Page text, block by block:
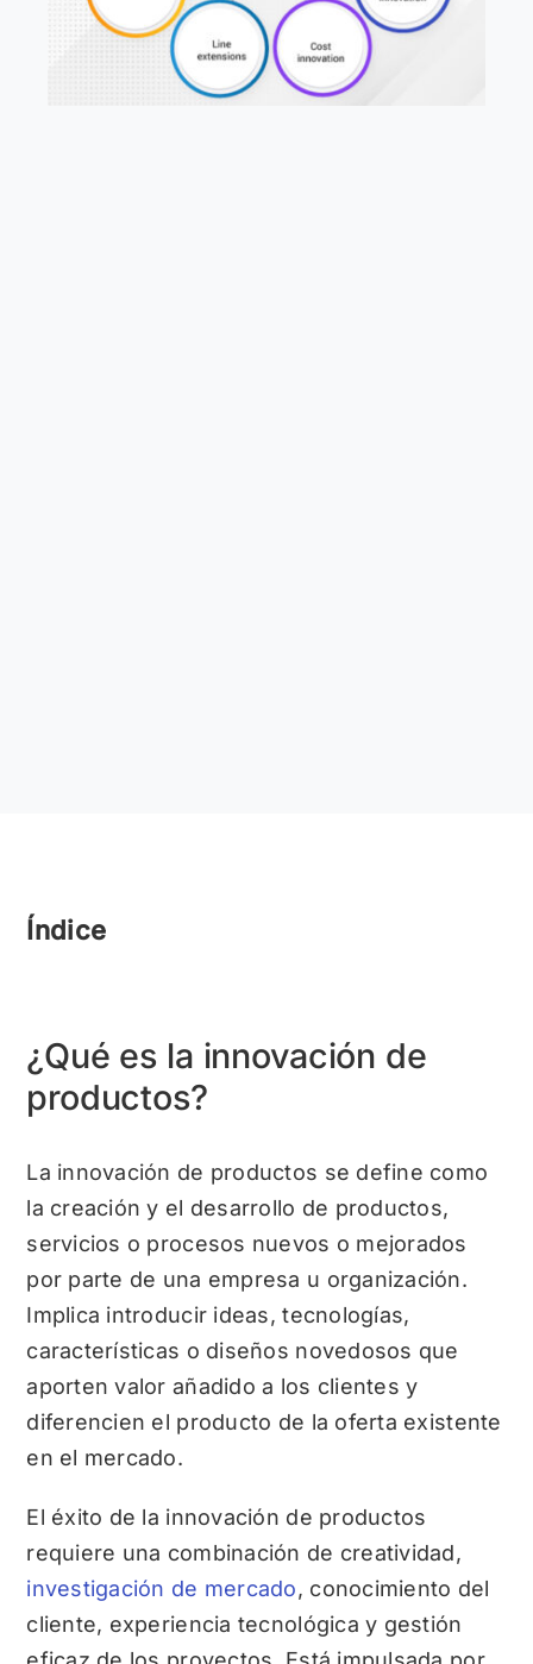
Índice
¿Qué es la innovación de
productos?
La innovación de productos se define como
la creación y el desarrollo de productos,
servicios o procesos nuevos o mejorados
por parte de una empresa u organización.
Implica introducir ideas, tecnologías,
características o diseños novedosos que
aporten valor añadido a los clientes y
diferencien el producto de la oferta existente
en el mercado.
El éxito de la innovación de productos
requiere una combinación de creatividad,
investigación de mercado, conocimiento del
cliente, experiencia tecnológica y gestión